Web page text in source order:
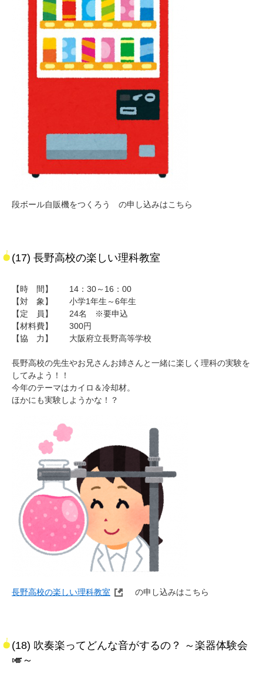
段ボール自販機をつくろう の申し込みはこちら
(17) 長野高校の楽しい理科教室
【時 間】 14：30～16：00
【対 象】 小学1年生～6年生
【定 員】 24名 ※要申込
【材料費】 300円
【協 力】 大阪府立長野高等学校
長野高校の先生やお兄さんお姉さんと一緒に楽しく理科の実験を
してみよう！！
今年のテーマはカイロ＆冷却材。
ほかにも実験しようかな！？
長野高校の楽しい理科教室 の申し込みはこちら
(18) 吹奏楽ってどんな音がするの？ ～楽器体験会
🎺～